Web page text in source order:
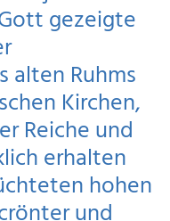
gezeigte
alten Ruhms
Kirchen,
Reiche und
erhalten
hohen